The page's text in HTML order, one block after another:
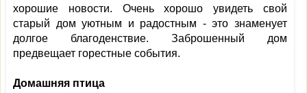
хорошие новости. Очень хорошо увидеть свой
старый дом уютным и радостным - это знаменует
долгое благоденствие. Заброшенный дом
предвещает горестные события.
Домашняя птица